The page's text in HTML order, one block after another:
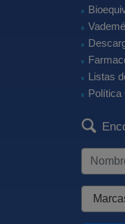
Listas
Política